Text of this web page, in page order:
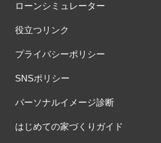
ローンシミュレーター
役立つリンク
プライバシーポリシー
SNSポリシー
パーソナルイメージ診断
はじめての家づくりガイド